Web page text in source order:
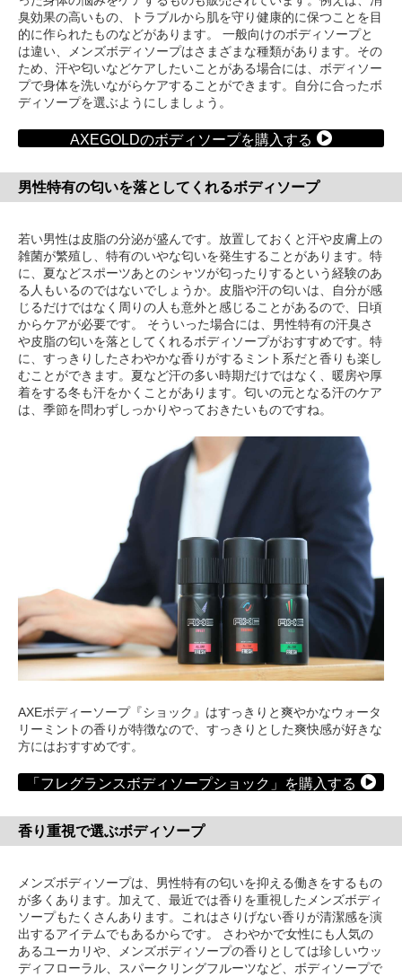
臭効果の高いもの、トラブルから肌を守り健康的に保つことを目
的に作られたものなどがあります。 一般向けのボディソープと
は違い、メンズボディソープはさまざまな種類があります。その
ため、汗や匂いなどケアしたいことがある場合には、ボディソー
プで身体を洗いながらケアすることができます。自分に合ったボ
ディソープを選ぶようにしましょう。
AXEGOLDのボディソープを購入する
男性特有の匂いを落としてくれるボディソープ
若い男性は皮脂の分泌が盛んです。放置しておくと汗や皮膚上の
雑菌が繁殖し、特有のいやな匂いを発生することがあります。特
に、夏などスポーツあとのシャツが匂ったりするという経験のあ
る人もいるのではないでしょうか。皮脂や汗の匂いは、自分が感
じるだけではなく周りの人も意外と感じることがあるので、日頃
からケアが必要です。 そういった場合には、男性特有の汗臭さ
や皮脂の匂いを落としてくれるボディソープがおすすめです。特
に、すっきりしたさわやかな香りがするミント系だと香りも楽し
むことができます。夏など汗の多い時期だけではなく、暖房や厚
着をする冬も汗をかくことがあります。匂いの元となる汗のケア
は、季節を問わずしっかりやっておきたいものですね。
AXEボディーソープ『ショック』はすっきりと爽やかなウォータ
リーミントの香りが特徴なので、すっきりとした爽快感が好きな
方にはおすすめです。
「フレグランスボディソープショック」を購入する
香り重視で選ぶボディソープ
メンズボディソープは、男性特有の匂いを抑える働きをするもの
が多くあります。加えて、最近では香りを重視したメンズボディ
ソープもたくさんあります。これはさりげない香りが清潔感を演
出するアイテムでもあるからです。 さわやかで女性にも人気の
あるユーカリや、メンズボディソープの香りとしては珍しいウッ
ディフローラル、スパークリングフルーツなど、ボディソープで